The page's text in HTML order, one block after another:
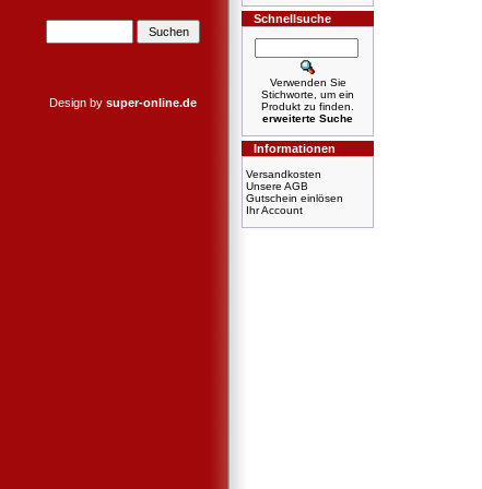
Design by super-online.de
Schnellsuche
Verwenden Sie
Stichworte, um ein
Produkt zu finden.
erweiterte Suche
Informationen
Versandkosten
Unsere AGB
Gutschein einlösen
Ihr Account